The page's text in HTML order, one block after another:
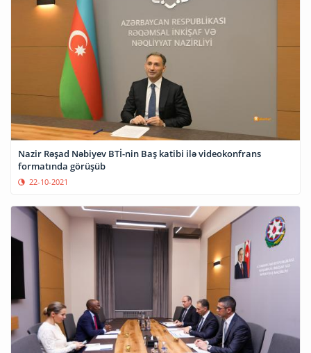
Nazir Rəşad Nəbiyev BTİ-nin Baş katibi ilə videokonfrans
formatında görüşüb
22-10-2021